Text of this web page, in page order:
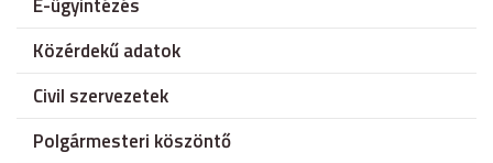
E-ügyintézés
Közérdekű adatok
Civil szervezetek
Polgármesteri köszöntő